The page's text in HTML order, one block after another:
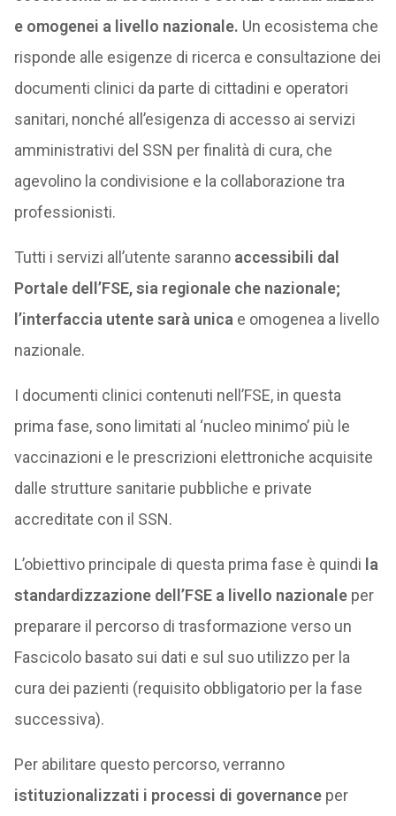
e omogenei a livello nazionale. Un ecosistema che
risponde alle esigenze di ricerca e consultazione dei
documenti clinici da parte di cittadini e operatori
sanitari, nonché all’esigenza di accesso ai servizi
amministrativi del SSN per finalità di cura, che
agevolino la condivisione e la collaborazione tra
professionisti.
Tutti i servizi all’utente saranno accessibili dal
Portale dell’FSE, sia regionale che nazionale;
l’interfaccia utente sarà unica e omogenea a livello
nazionale.
I documenti clinici contenuti nell’FSE, in questa
prima fase, sono limitati al ‘nucleo minimo’ più le
vaccinazioni e le prescrizioni elettroniche acquisite
dalle strutture sanitarie pubbliche e private
accreditate con il SSN.
L’obiettivo principale di questa prima fase è quindi la
standardizzazione dell’FSE a livello nazionaleper
preparare il percorso di trasformazione verso un
Fascicolo basato sui dati e sul suo utilizzo per la
cura dei pazienti (requisito obbligatorio per la fase
successiva).
Per abilitare questo percorso, verranno
istituzionalizzati i processi di governanceper